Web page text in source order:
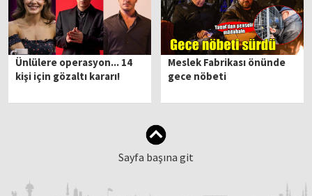
Ünlülere operasyon... 14
kişi için gözaltı kararı!
Meslek Fabrikası önünde
gece nöbeti
Sayfa başına git